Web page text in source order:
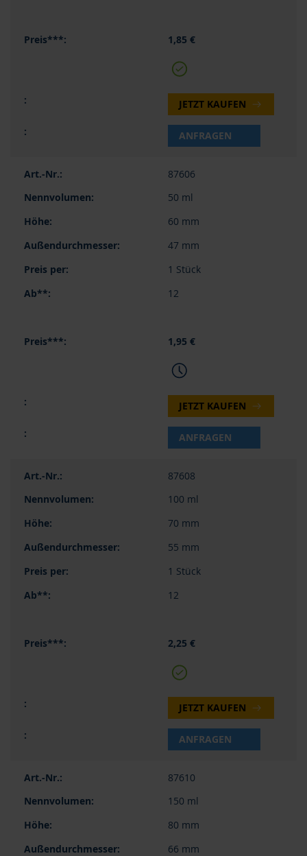
1,85 €
JETZT KAUFEN
ANFRAGEN
87606
50 ml
60 mm
47 mm
1 Stück
12
1,95 €
JETZT KAUFEN
ANFRAGEN
87608
100 ml
70 mm
55 mm
1 Stück
12
2,25 €
JETZT KAUFEN
ANFRAGEN
87610
150 ml
80 mm
66 mm